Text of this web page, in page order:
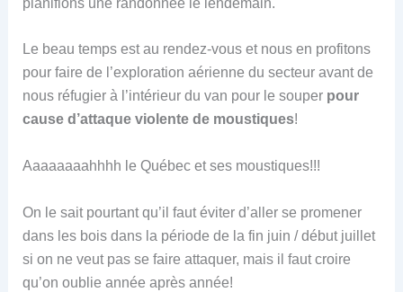
Le beau temps est au rendez-vous et nous en profitons
pour faire de l’exploration aérienne du secteur avant de
nous réfugier à l’intérieur du van pour le souper pour
cause d’attaque violente de moustiques!
Aaaaaaaahhhh le Québec et ses moustiques!!!
On le sait pourtant qu’il faut éviter d’aller se promener
dans les bois dans la période de la fin juin / début juillet
si on ne veut pas se faire attaquer, mais il faut croire
qu’on oublie année après année!